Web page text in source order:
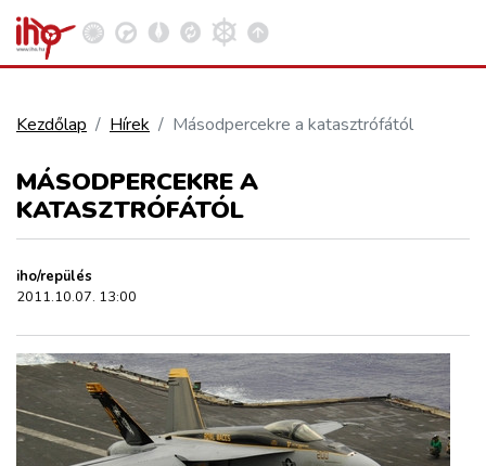
VASÚT
REPÜLÉS
KÖZLEKEDÉSFEJLESZTÉS
ELLÁTÁSI LÁNC
Kezdőlap Hírek Másodpercekre a katasztrófától
MÁSODPERCEKRE A
KATASZTRÓFÁTÓL
iho/repülés
2011.10.07. 13:00